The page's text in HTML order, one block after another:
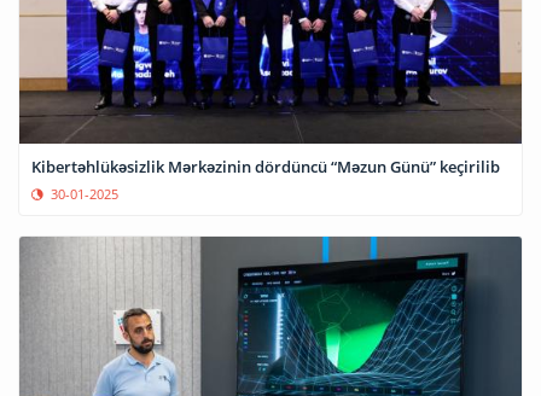
Kibertəhlükəsizlik Mərkəzinin dördüncü “Məzun Günü” keçirilib
30-01-2025